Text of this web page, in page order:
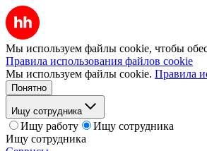
Мы используем файлы cookie, чтобы
Правила использования файлов cookie
Мы используем файлы cookie. Правила
Понятно
Ищу сотрудника
Ищу работу
Ищу сотрудника
Ищу сотрудника